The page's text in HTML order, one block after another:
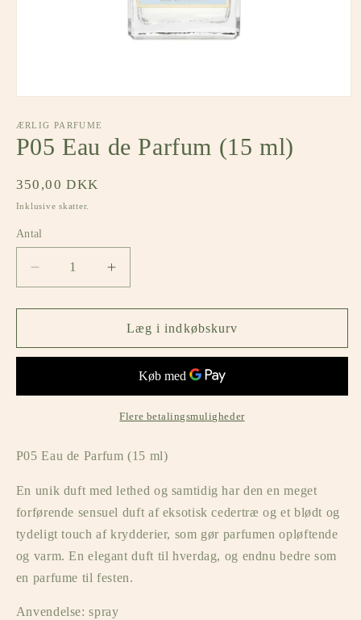
1
i
modus
ÆRLIG PARFUME
P05 Eau de Parfum (15 ml)
Normalpris
350,00 DKK
Inklusive skatter.
Antal
Antal
Reducer
antallet
for
Eau
(15
Øg
antallet
for
P05
Eau
Parfum
(15
ml)
Læg i indkøbskurv
Flere betalingsmuligheder
P05 Eau de Parfum (15 ml)
En unik duft med lethed og samtidig har den en meget
forførende sensuel duft af eksotisk cedertræ og et blødt og
tydeligt touch af krydderier, som gør parfumen opløftende
og varm. En elegant duft til hverdag, og endnu bedre som
en parfume til festen.
Anvendelse: spray